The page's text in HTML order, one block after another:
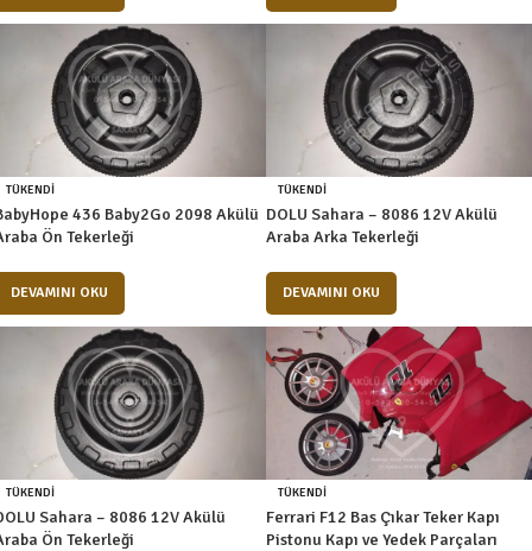
TÜKENDI
436 Baby2Go 2098 Akülü
Ön Tekerleği
DEVAMINI OKU
TÜKENDI
DOLU Sahara – 8086 12V Akülü
Araba Arka Tekerleği
DEVAMINI OKU
TÜKENDI
Sahara – 8086 12V Akülü
Ön Tekerleği
TÜKENDI
Ferrari F12 Bas Çıkar Teker Kapı
Pistonu Kapı ve Yedek Parçaları